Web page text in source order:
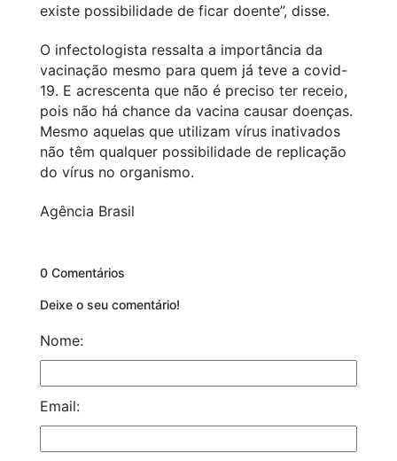
existe possibilidade de ficar doente”, disse.
O infectologista ressalta a importância da
vacinação mesmo para quem já teve a covid-
19. E acrescenta que não é preciso ter receio,
pois não há chance da vacina causar doenças.
Mesmo aquelas que utilizam vírus inativados
não têm qualquer possibilidade de replicação
do vírus no organismo.
Agência Brasil
0 Comentários
Deixe o seu comentário!
Nome:
Email: